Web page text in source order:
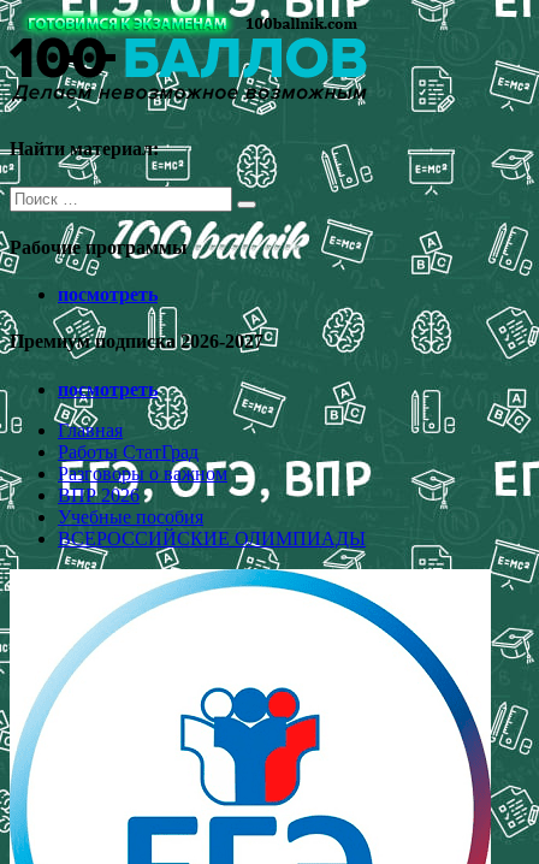
Перейти
к
содержимому
Найти материал:
Поиск
для:
Рабочие программы
посмотреть
Премиум подписка 2026-2027
посмотреть
Главная
Работы СтатГрад
Разговоры о важном
ВПР 2026
Учебные пособия
ВСЕРОССИЙСКИЕ ОЛИМПИАДЫ